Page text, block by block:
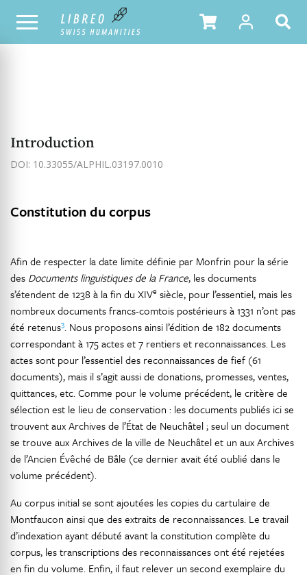
NOTRE CATALOGUE TABLE DES MATIÈRES
Introduction
DOI: 10.33055/ALPHIL.03197.0010
Constitution du corpus
Afin de respecter la date limite définie par Monfrin pour la série
des Documents linguistiques de la France, les documents
s’étendent de 1238 à la fin du XIVe siècle, pour l’essentiel, mais les
nombreux documents francs-comtois postérieurs à 1331 n’ont pas
été retenus3. Nous proposons ainsi l’édition de 182 documents
correspondant à 175 actes et 7 rentiers et reconnaissances. Les
actes sont pour l’essentiel des reconnaissances de fief (61
documents), mais il s’agit aussi de donations, promesses, ventes,
quittances, etc. Comme pour le volume précédent, le critère de
sélection est le lieu de conservation : les documents publiés ici se
trouvent aux Archives de l’État de Neuchâtel ; seul un document
se trouve aux Archives de la ville de Neuchâtel et un aux Archives
de l’Ancien Évêché de Bâle (ce dernier avait été oublié dans le
volume précédent).
Au corpus initial se sont ajoutées les copies du cartulaire de
Montfaucon ainsi que des extraits de reconnaissances. Le travail
d’indexation ayant débuté avant la constitution complète du
corpus, les transcriptions des reconnaissances ont été rejetées
en fin du volume. Enfin, il faut relever un second exemplaire du